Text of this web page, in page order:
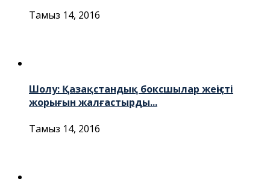
Тамыз 14, 2016
Шолу: Қазақстандық боксшылар жеңісті
жорығын жалғастырды...
Тамыз 14, 2016